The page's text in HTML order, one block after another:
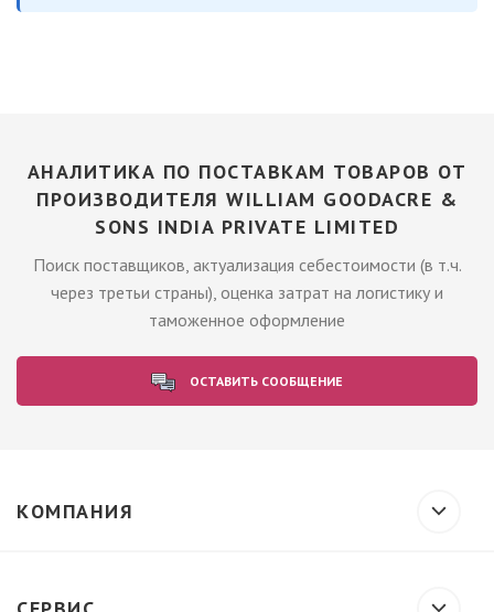
АНАЛИТИКА ПО ПОСТАВКАМ ТОВАРОВ ОТ
ПРОИЗВОДИТЕЛЯ WILLIAM GOODACRE &
SONS INDIA PRIVATE LIMITED
Поиск поставщиков, актуализация себестоимости (в т.ч.
через третьи страны), оценка затрат на логистику и
таможенное оформление
ОСТАВИТЬ СООБЩЕНИЕ
КОМПАНИЯ